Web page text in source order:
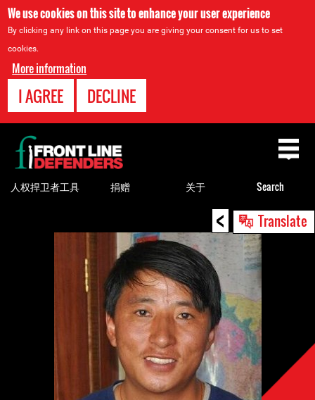
We use cookies on this site to enhance your user experience
By clicking any link on this page you are giving your consent for us to set
cookies.
More information
I AGREE DECLINE
< Translate
Back
to
top
人权捍卫者工具 捐赠 关于 Search